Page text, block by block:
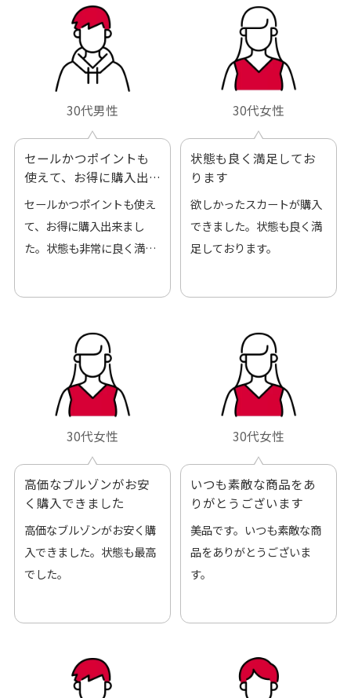
30代男性
セールかつポイントも
使えて、お得に購入出
来ました
セールかつポイントも使え
て、お得に購入出来まし
た。状態も非常に良く満足
30代女性
状態も良く満足してお
ります
欲しかったスカートが購入
できました。状態も良く満
足しております。
30代女性
高価なブルゾンがお安
く購入できました
高価なブルゾンがお安く購
入できました。状態も最高
でした。
30代女性
いつも素敵な商品をあ
りがとうございます
美品です。いつも素敵な商
品をありがとうございま
す。